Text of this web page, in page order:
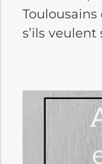
s’ils veulent